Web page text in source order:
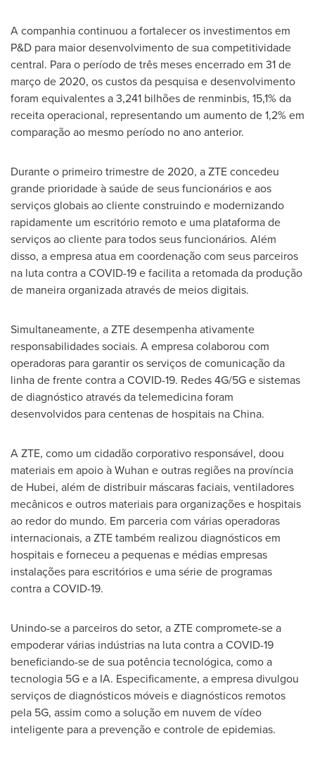
A companhia continuou a fortalecer os investimentos em
P&D para maior desenvolvimento de sua competitividade
central. Para o período de três meses encerrado em 31 de
março de 2020, os custos da pesquisa e desenvolvimento
foram equivalentes a 3,241 bilhões de renminbis, 15,1% da
receita operacional, representando um aumento de 1,2% em
comparação ao mesmo período no ano anterior.
Durante o primeiro trimestre de 2020, a ZTE concedeu
grande prioridade à saúde de seus funcionários e aos
serviços globais ao cliente construindo e modernizando
rapidamente um escritório remoto e uma plataforma de
serviços ao cliente para todos seus funcionários. Além
disso, a empresa atua em coordenação com seus parceiros
na luta contra a COVID-19 e facilita a retomada da produção
de maneira organizada através de meios digitais.
Simultaneamente, a ZTE desempenha ativamente
responsabilidades sociais. A empresa colaborou com
operadoras para garantir os serviços de comunicação da
linha de frente contra a COVID-19. Redes 4G/5G e sistemas
de diagnóstico através da telemedicina foram
desenvolvidos para centenas de hospitais naChina.
A ZTE, como um cidadão corporativo responsável, doou
materiais em apoio àWuhan e outras regiões na província
de Hubei, além de distribuir máscaras faciais, ventiladores
mecânicos e outros materiais para organizações e hospitais
ao redor do mundo. Em parceria com várias operadoras
internacionais, a ZTE também realizou diagnósticos em
hospitais e forneceu a pequenas e médias empresas
instalações para escritórios e uma série de programas
contra a COVID-19.
Unindo-se a parceiros do setor, a ZTE compromete-se a
empoderar várias indústrias na luta contra a COVID-19
beneficiando-se de sua potência tecnológica, como a
tecnologia 5G e a IA. Especificamente, a empresa divulgou
serviços de diagnósticos móveis e diagnósticos remotos
pela 5G, assim como a solução em nuvem de vídeo
inteligente para a prevenção e controle de epidemias.